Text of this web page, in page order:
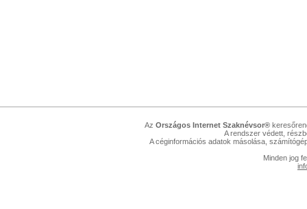
Az Országos Internet Szaknévsor®
A rendszer védett,
A céginformációs adatok másolása,
Minden jog